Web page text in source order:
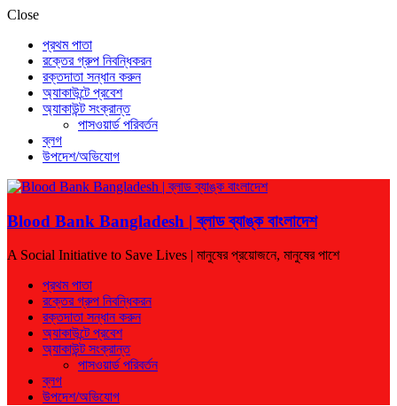
Close
প্রথম পাতা
রক্তের গ্রুপ নিবন্ধিকরন
রক্তদাতা সন্ধান করুন
অ্যাকাউন্টে প্রবেশ
অ্যাকাউন্ট সংক্রান্ত
পাসওয়ার্ড পরিবর্তন
ব্লগ
উপদেশ/অভিযোগ
Blood Bank Bangladesh | ব্লাড ব্যাঙ্ক বাংলাদেশ
A Social Initiative to Save Lives | মানুষের প্রয়োজনে, মানুষের পাশে
প্রথম পাতা
রক্তের গ্রুপ নিবন্ধিকরন
রক্তদাতা সন্ধান করুন
অ্যাকাউন্টে প্রবেশ
অ্যাকাউন্ট সংক্রান্ত
পাসওয়ার্ড পরিবর্তন
ব্লগ
উপদেশ/অভিযোগ